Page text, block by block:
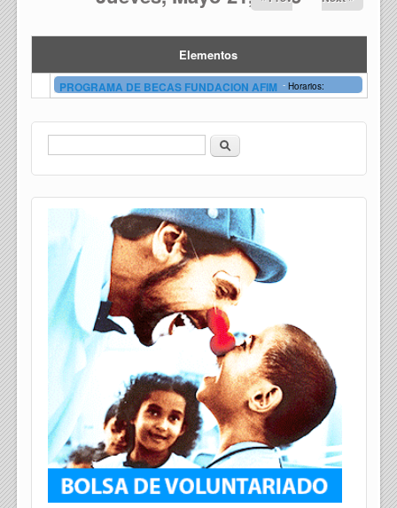
Elementos
PROGRAMA DE BECAS FUNDACION AFIM - Horarios:
Formulario de búsqueda
Buscar